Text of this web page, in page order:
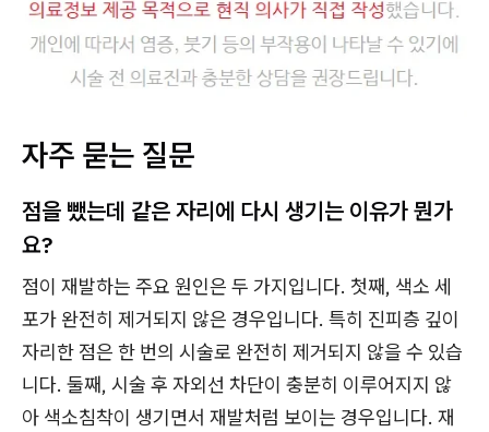
자주 묻는 질문
점을 뺐는데 같은 자리에 다시 생기는 이유가 뭔가
요?
점이 재발하는 주요 원인은 두 가지입니다. 첫째, 색소 세
포가 완전히 제거되지 않은 경우입니다. 특히 진피층 깊이
자리한 점은 한 번의 시술로 완전히 제거되지 않을 수 있습
니다. 둘째, 시술 후 자외선 차단이 충분히 이루어지지 않
아 색소침착이 생기면서 재발처럼 보이는 경우입니다. 재